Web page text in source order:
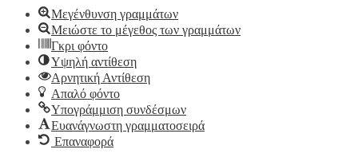
Μεγένθυνση γραμμάτων
Μειώστε το μέγεθος των γραμμάτων
Γκρι φόντο
Υψηλή αντίθεση
Αρνητική Αντίθεση
Απαλό φόντο
Υπογράμμιση συνδέσμων
Ευανάγνωστη γραμματοσειρά
Επαναφορά